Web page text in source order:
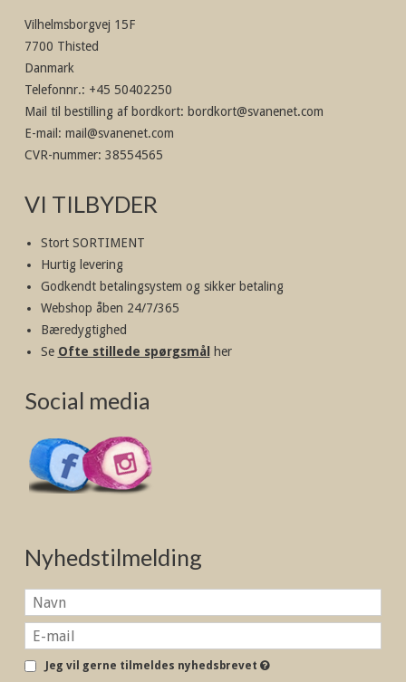
Vilhelmsborgvej 15F
7700 Thisted
Danmark
Telefonnr.: +45 50402250
Mail til bestilling af bordkort: bordkort@svanenet.com
E-mail: mail@svanenet.com
CVR-nummer: 38554565
VI TILBYDER
Stort SORTIMENT
Hurtig levering
Godkendt betalingsystem og sikker betaling
Webshop åben 24/7/365
Bæredygtighed
Se Ofte stillede spørgsmål her
Social media
Nyhedstilmelding
Jeg vil gerne tilmeldes nyhedsbrevet